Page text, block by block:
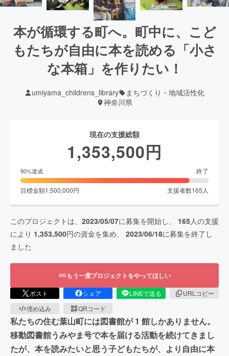
本が循環する町へ。町中に、こど
もたちが自由に本を読める「小さ
な本箱」を作りたい！
umiyama_childrens_library
まちづくり・地域活性化
神奈川県
現在の支援総額
1,353,500円
90%達成 終了
目標金額1,500,000円 支援者数165 人
このプロジェクトは、 2023/05/07に募集を開始し、 165人の支援
により 1,353,500円の資金を集め、 2023/06/18に募集を終了し
ました
もう一度プロジェクトをやってほしい
ポスト シェア LINEで送る
URLコピー
埋め込み
QRコード
私たちの住む葉山町には図書館が 1 館しかありません。
移動図書館うみやま号で本を届ける活動を続けてきまし
たが、本を読みたいと思う子どもたちが、より自由に本